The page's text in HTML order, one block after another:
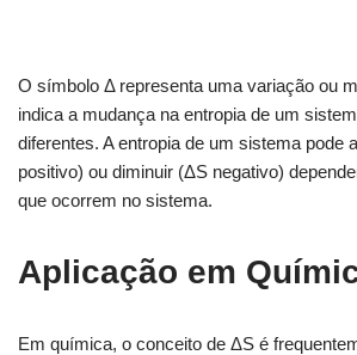
O símbolo Δ representa uma variação ou
indica a mudança na entropia de um
diferentes. A entropia de um sistema pode
positivo) ou diminuir (ΔS negativo)
que ocorrem no sistema.
Aplicação em
Em química, o conceito de ΔS é